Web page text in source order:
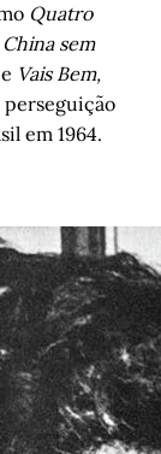
Quatro
China sem
Vais Bem,
perseguição
em 1964.